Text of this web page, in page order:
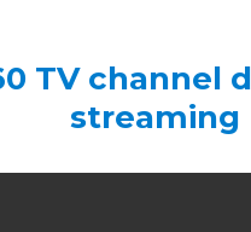
TV channel
streaming